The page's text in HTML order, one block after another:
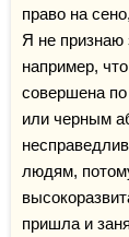
право на
Я не признаю
например,
совершена по
или черным
людям,
пришла и